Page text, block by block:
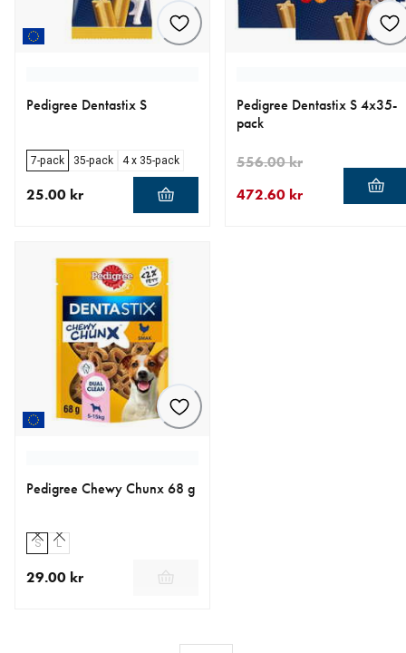
Pedigree Dentastix S
7-pack 35-pack 4 x 35-pack
25.00 kr
Pedigree Dentastix S 4x35-
pack
472.60 kr
556.00 kr
Pedigree Chewy Chunx 68 g
S L
29.00 kr